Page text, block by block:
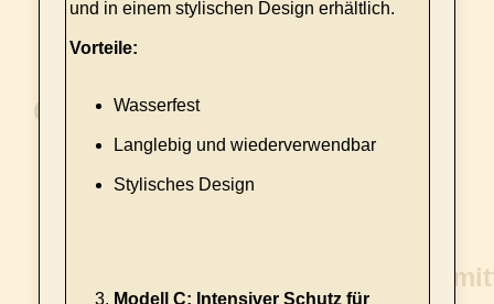
und in einem stylischen Design erhältlich.
Vorteile:
Wasserfest
Langlebig und wiederverwendbar
Stylisches Design
Modell C: Intensiver Schutz für